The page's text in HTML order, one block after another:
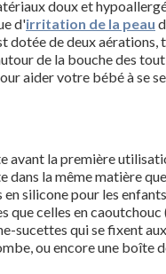
doux et
d'irritation de la peau
dotée de deux aérations,
de la bouche des
aider votre bébé à se
avant la première
dans la même matière
silicone pour les
que celles en caoutchouc
sucettes qui se fixent
ou encore une boîte